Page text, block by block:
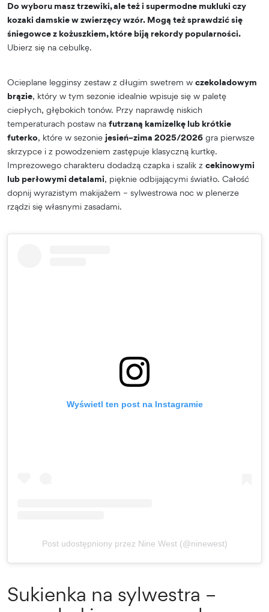
Do wyboru masz trzewiki, ale też i supermodne mukluki czy
kozaki damskie w zwierzęcy wzór. Mogą też sprawdzić się
śniegowce z kożuszkiem, które biją rekordy popularności.
Ubierz się na cebulkę.
Ocieplane legginsy zestaw z długim swetrem w czekoladowym
brązie, który w tym sezonie idealnie wpisuje się w paletę
ciepłych, głębokich tonów. Przy naprawdę niskich
temperaturach postaw na futrzaną kamizelkę lub krótkie
futerko, które w sezonie jesień–zima 2025/2026 gra pierwsze
skrzypce i z powodzeniem zastępuje klasyczną kurtkę.
Imprezowego charakteru dodadzą czapka i szalik z cekinowymi
lub perłowymi detalami, pięknie odbijającymi światło. Całość
dopnij wyrazistym makijażem – sylwestrowa noc w plenerze
rządzi się własnymi zasadami.
Wyświetl ten post na Instagramie
Post udostępniony przez Nine West (@ninewest)
Sukienka na sylwestra –